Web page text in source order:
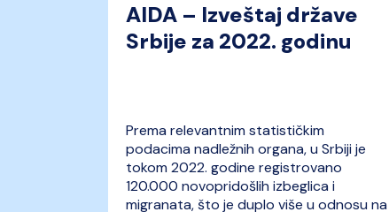
AIDA – Izveštaj države
Srbije za 2022. godinu
Prema relevantnim statističkim
podacima nadležnih organa, u Srbiji je
tokom 2022. godine registrovano
120.000 novopridošlih izbeglica i
migranata, što je duplo više u odnosu na